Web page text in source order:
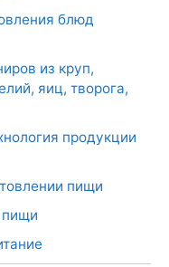
блюд
из круп,
яиц, творога,
продукции
пищи
пищи